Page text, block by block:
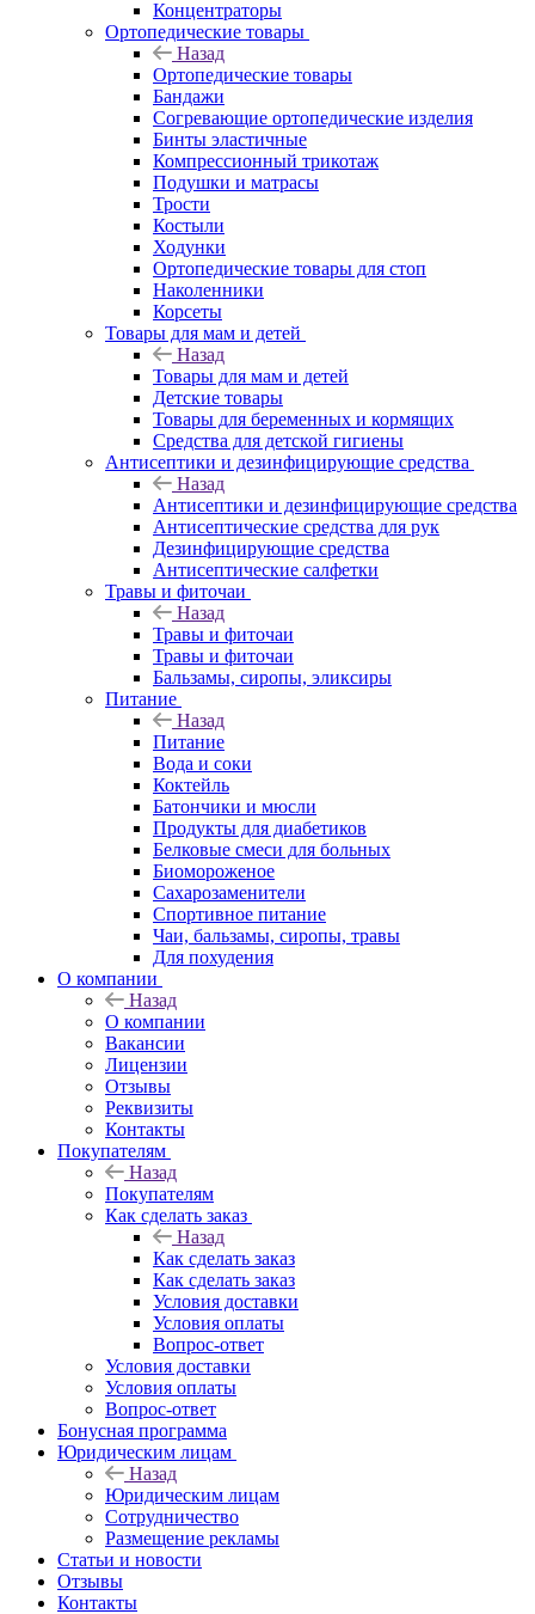
Концентраторы
Ортопедические товары
Назад
Ортопедические товары
Бандажи
Согревающие ортопедические изделия
Бинты эластичные
Компрессионный трикотаж
Подушки и матрасы
Трости
Костыли
Ходунки
Ортопедические товары для стоп
Наколенники
Корсеты
Товары для мам и детей
Назад
Товары для мам и детей
Детские товары
Товары для беременных и кормящих
Средства для детской гигиены
Антисептики и дезинфицирующие средства
Назад
Антисептики и дезинфицирующие средства
Антисептические средства для рук
Дезинфицирующие средства
Антисептические салфетки
Травы и фиточаи
Назад
Травы и фиточаи
Травы и фиточаи
Бальзамы, сиропы, эликсиры
Питание
Назад
Питание
Вода и соки
Коктейль
Батончики и мюсли
Продукты для диабетиков
Белковые смеси для больных
Биомороженое
Сахарозаменители
Спортивное питание
Чаи, бальзамы, сиропы, травы
Для похудения
О компании
Назад
О компании
Вакансии
Лицензии
Отзывы
Реквизиты
Контакты
Покупателям
Назад
Покупателям
Как сделать заказ
Назад
Как сделать заказ
Как сделать заказ
Условия доставки
Условия оплаты
Вопрос-ответ
Условия доставки
Условия оплаты
Вопрос-ответ
Бонусная программа
Юридическим лицам
Назад
Юридическим лицам
Сотрудничество
Размещение рекламы
Статьи и новости
Отзывы
Контакты